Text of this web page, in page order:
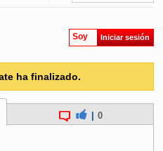
Soy Iniciar sesión
ha finalizado.
0